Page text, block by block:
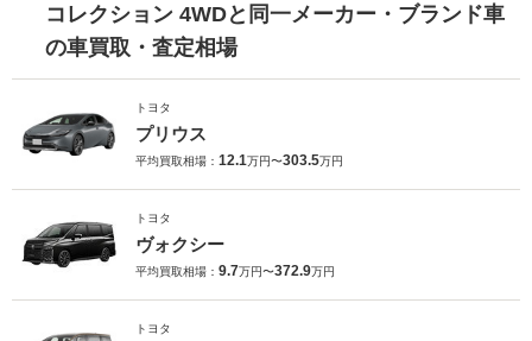
コレクション 4WDと同一メーカー・ブランド車
の車買取・査定相場
トヨタ
プリウス
平均買取相場： 12.1万円〜303.5万円
トヨタ
ヴォクシー
平均買取相場： 9.7万円〜372.9万円
トヨタ